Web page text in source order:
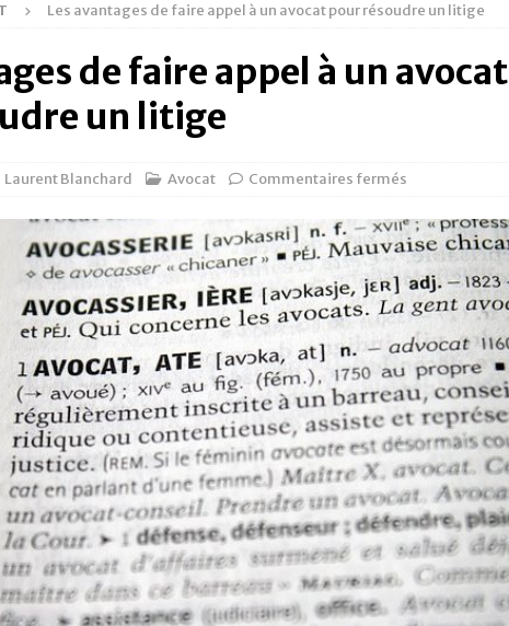
Les avantages de faire appel à un avocat pour résoudre un litige
de faire appel à un avocat
un litige
Laurent Blanchard Avocat Commentaires fermés